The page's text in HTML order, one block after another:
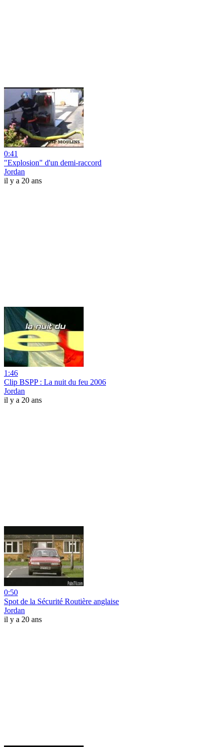
0:41
"Explosion" d'un demi-raccord
Jordan
il y a 20 ans
1:46
Clip BSPP : La nuit du feu 2006
Jordan
il y a 20 ans
0:50
Spot de la Sécurité Routière anglaise
Jordan
il y a 20 ans